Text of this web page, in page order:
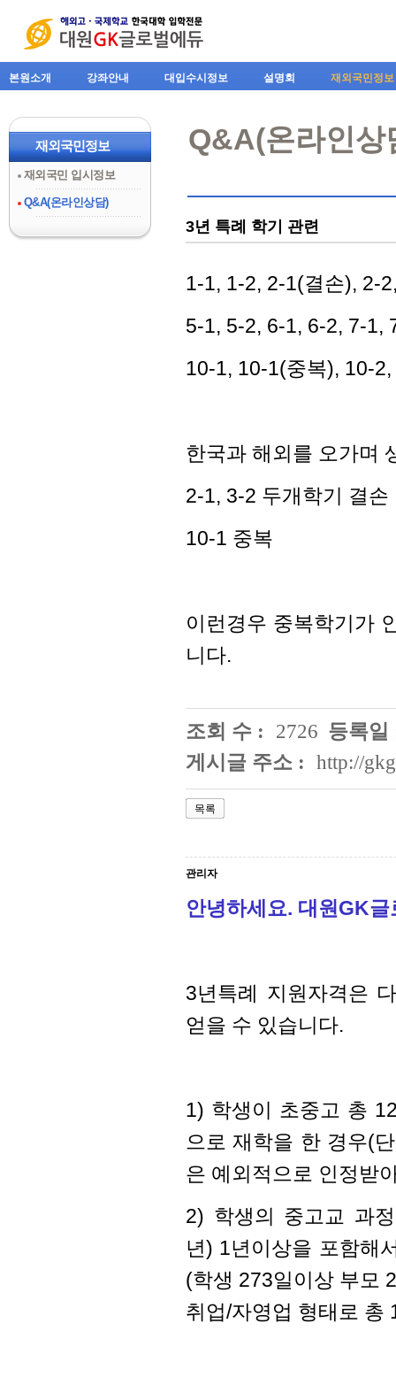
본원소개 강좌안내 대입수시정보 설명회 재외국민정보
재외국민정보
재외국민 입시정보
Q&A(온라인상담)
Q&A(온라인상
3년 특례 학기 관련
1-1, 1-2, 2-1(결손), 2-
5-1, 5-2, 6-1, 6-2, 7-1,
10-1, 10-1(중복), 10-
한국과 해외를 오가며
2-1, 3-2 두개학기 결손
10-1 중복
이런경우 중복학기가
니다.
조회 수 : 2726 등록일
게시글 주소 : http://
목록
관리자
안녕하세요. 대원GK
3년특례 지원자격은
얻을 수 있습니다.
1) 학생이 초중고 총
으로 재학을 한 경우(
은 예외적으로 인정받
2) 학생의 중고교 과
년) 1년이상을 포함해
(학생 273일이상 부모
취업/자영업 형태로 총